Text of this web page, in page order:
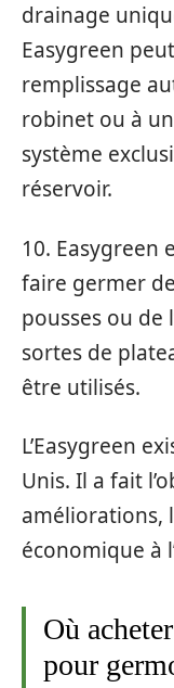
drainage
Easygreen
remplissage
robinet ou à
système
réservoir.
10. Easygreen
faire germer
pousses ou de
sortes de
être utilisés.
L’Easygreen
Unis. Il a fait
améliorations,
économique à
Où
pour